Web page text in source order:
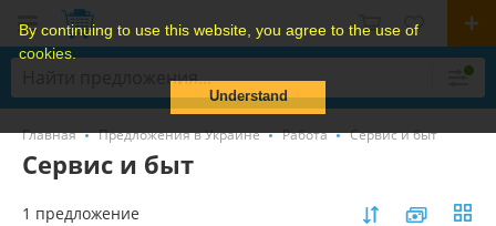
By continuing to use this website, you agree to the use of
cookies.
Understand
Главная Предложения в Украине Работа Сервис и быт
Сервис и быт
1 предложение